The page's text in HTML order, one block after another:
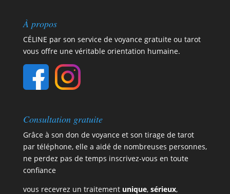
À propos
CÉLINE par son service de voyance gratuite ou tarot
vous offre une véritable orientation humaine.
Consultation gratuite
Grâce à son don de voyance et son tirage de tarot
par téléphone, elle a aidé de nombreuses personnes,
ne perdez pas de temps inscrivez-vous en toute
confiance
vous recevrez un traitement unique, sérieux,